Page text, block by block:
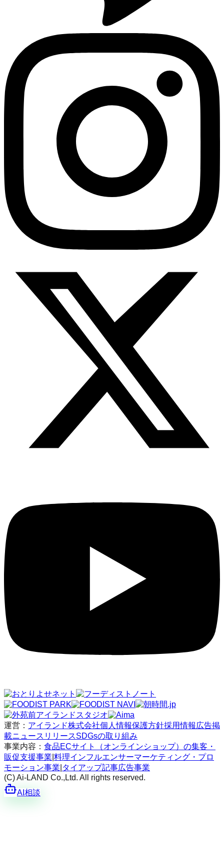
運営： アイランド株式会社個人情報保護方針採用情報広告掲
載ニュースリリースSDGsの取り組み
事業内容： 食品ECサイト（オンラインショップ）の集客・
販促支援事業 料理インフルエンサーマーケティング・プロ
モーション事業 タイアップ記事広告事業
(C) Ai-LAND Co.,Ltd. All rights reserved.
AI相談